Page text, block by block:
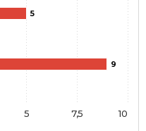
5
9
10
5 7,5